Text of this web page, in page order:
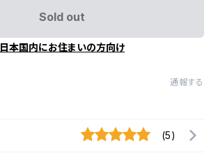
Sold out
日本国内にお住まいの方向け
通報する
(5)